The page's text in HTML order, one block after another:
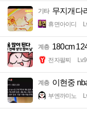
기타 무지개다
휴면아이디
계층 180cm
전자팔찌
계층 이현중
부엔까미노